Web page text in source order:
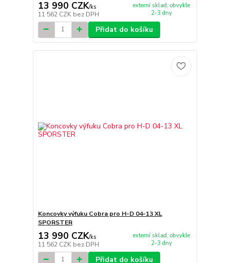
13 990 CZK/ks
11 562 CZK bez DPH
externí sklad, obvykle
2-3 dny
Přidat do košíku
Koncovky výfuku Cobra pro H-D 04-13 XL
SPORSTER
13 990 CZK/ks
11 562 CZK bez DPH
externí sklad, obvykle
2-3 dny
Přidat do košíku